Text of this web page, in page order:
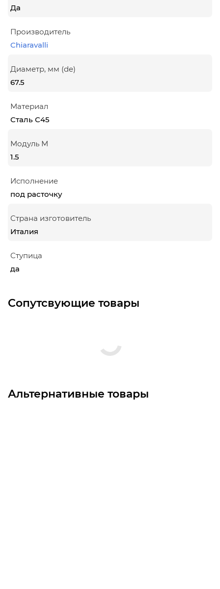
Да
Производитель
Chiaravalli
Диаметр, мм (de)
67.5
Материал
Сталь С45
Модуль М
1.5
Исполнение
под расточку
Страна изготовитель
Италия
Ступица
да
Сопутсвующие товары
Альтернативные товары